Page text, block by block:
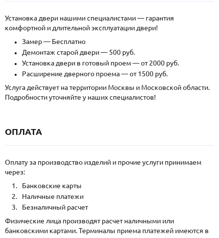
Установка двери нашими специалистами — гарантия
комфортной и длительной эксплуатации двери!
Замер — Бесплатно
Демонтаж старой двери — 500 руб.
Установка двери в готовый проем — от 2000 руб.
Расширение дверного проема — от 1500 руб.
Услуга действует на территории Москвы и Московской области.
Подробности уточняйте у наших специалистов!
ОПЛАТА
Оплату за производство изделий и прочие услуги принимаем
через:
Банковские карты
Наличные платежи
Безналичный расчет
Физические лица производят расчет наличными или
банковскими картами. Терминалы приема платежей имеются в